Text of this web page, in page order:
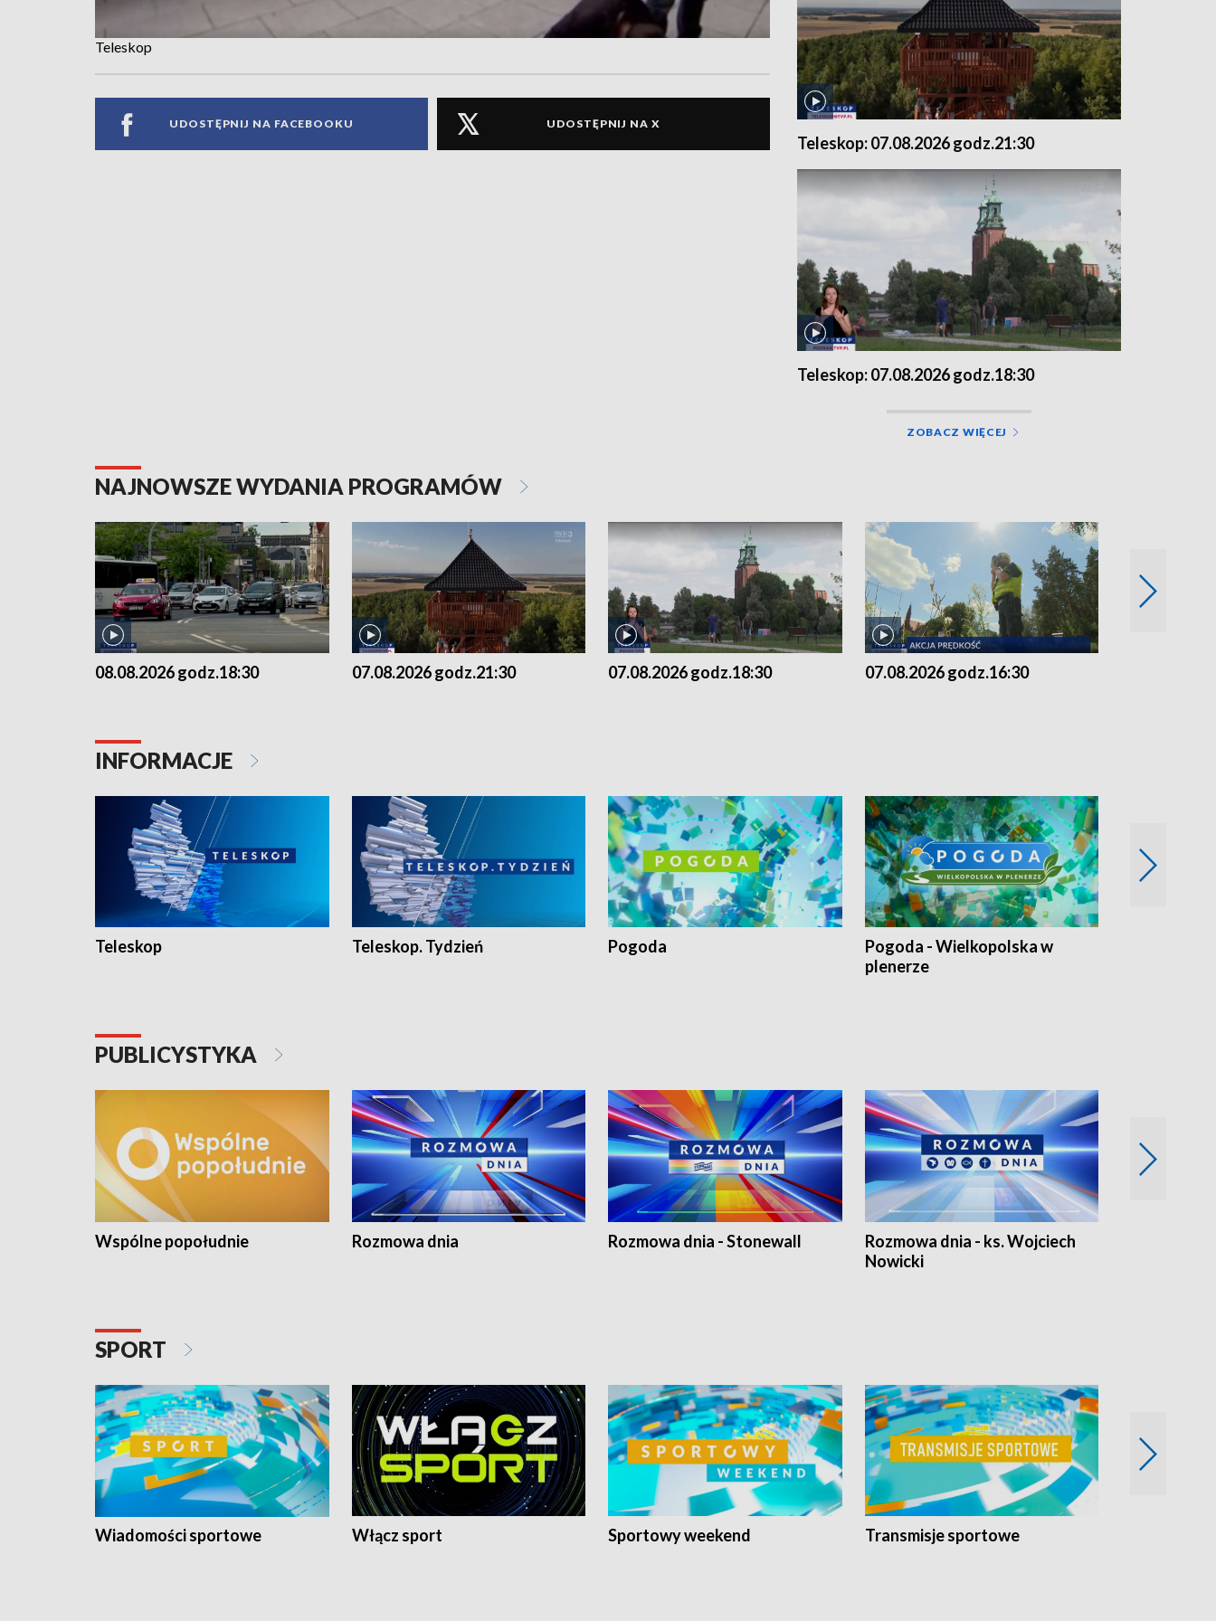
Teleskop
UDOSTĘPNIJ NA FACEBOOKU UDOSTĘPNIJ NA X
Teleskop: 07.08.2026 godz.21:30
Teleskop: 07.08.2026 godz.18:30
ZOBACZ WIĘCEJ
NAJNOWSZE WYDANIA PROGRAMÓW
08.08.2026 godz.18:30 07.08.2026 godz.21:30 07.08.2026 godz.18:30 07.08.2026 godz.16:30
INFORMACJE
Teleskop Teleskop. Tydzień Pogoda
Pogoda - Wielkopolska w
plenerze
PUBLICYSTYKA
Wspólne popołudnie Rozmowa dnia Rozmowa dnia - Stonewall
Rozmowa dnia - ks. Wojciech
Nowicki
SPORT
Wiadomości sportowe Włącz sport Sportowy weekend Transmisje sportowe